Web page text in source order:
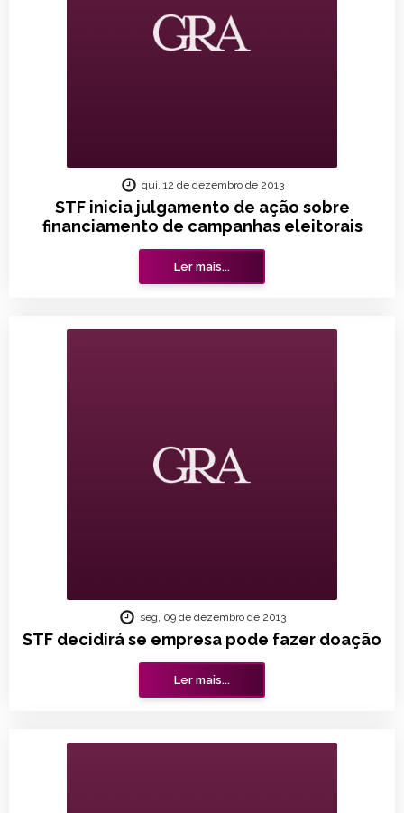
STF inicia julgamento de ação sobre
financiamento de campanhas eleitorais
qui, 12 de dezembro de 2013
Ler mais...
STF decidirá se empresa pode fazer doação
seg, 09 de dezembro de 2013
Ler mais...